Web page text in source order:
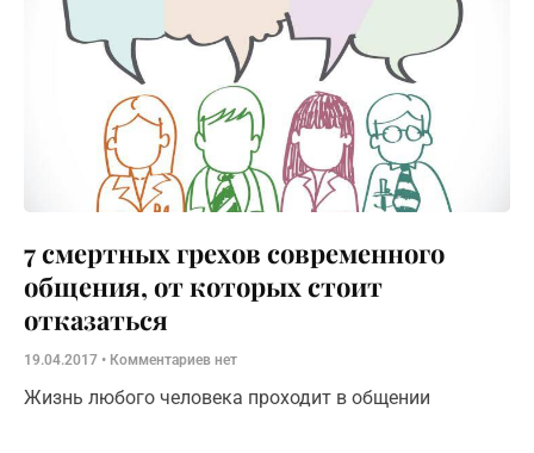
7 смертных грехов современного
общения, от которых стоит
отказаться
19.04.2017 Комментариев нет
Жизнь любого человека проходит в общении